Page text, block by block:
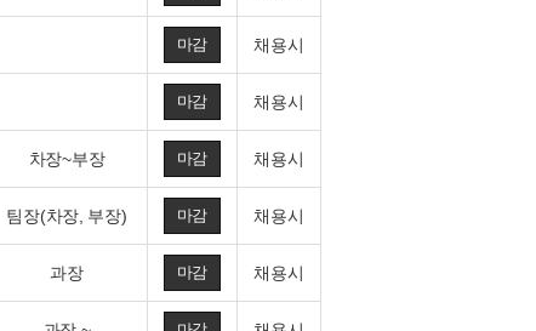
마감 채용시
마감 채용시
차장~부장 마감 채용시
팀장(차장, 부장) 마감 채용시
과장 마감 채용시